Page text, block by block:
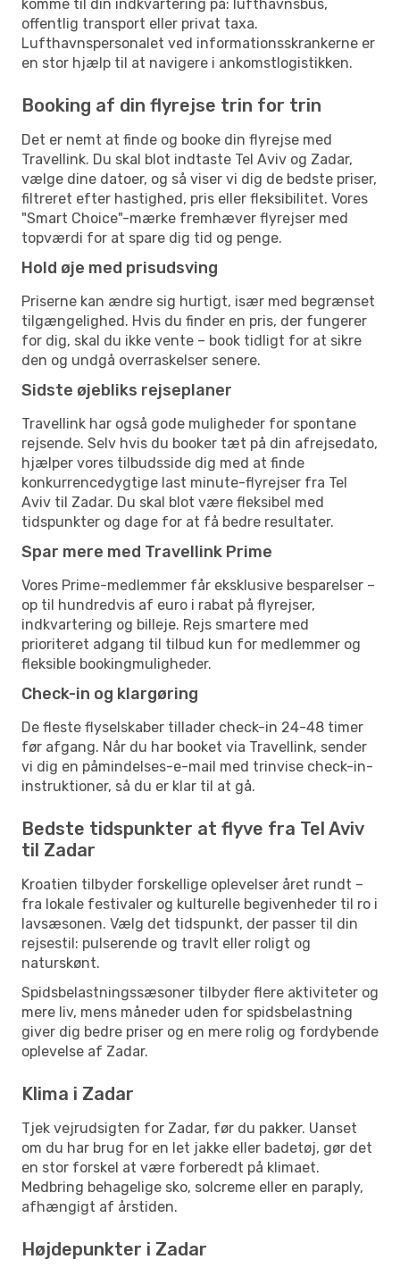
komme til din indkvartering på: lufthavnsbus,
offentlig transport eller privat taxa.
Lufthavnspersonalet ved informationsskrankerne er
en stor hjælp til at navigere i ankomstlogistikken.
Booking af din flyrejse trin for trin
Det er nemt at finde og booke din flyrejse med
Travellink. Du skal blot indtaste Tel Aviv og Zadar,
vælge dine datoer, og så viser vi dig de bedste priser,
filtreret efter hastighed, pris eller fleksibilitet. Vores
"Smart Choice"-mærke fremhæver flyrejser med
topværdi for at spare dig tid og penge.
Hold øje med prisudsving
Priserne kan ændre sig hurtigt, især med begrænset
tilgængelighed. Hvis du finder en pris, der fungerer
for dig, skal du ikke vente – book tidligt for at sikre
den og undgå overraskelser senere.
Sidste øjebliks rejseplaner
Travellink har også gode muligheder for spontane
rejsende. Selv hvis du booker tæt på din afrejsedato,
hjælper vores tilbudsside dig med at finde
konkurrencedygtige last minute-flyrejser fra Tel
Aviv til Zadar. Du skal blot være fleksibel med
tidspunkter og dage for at få bedre resultater.
Spar mere med Travellink Prime
Vores Prime-medlemmer får eksklusive besparelser –
op til hundredvis af euro i rabat på flyrejser,
indkvartering og billeje. Rejs smartere med
prioriteret adgang til tilbud kun for medlemmer og
fleksible bookingmuligheder.
Check-in og klargøring
De fleste flyselskaber tillader check-in 24-48 timer
før afgang. Når du har booket via Travellink, sender
vi dig en påmindelses-e-mail med trinvise check-in-
instruktioner, så du er klar til at gå.
Bedste tidspunkter at flyve fra Tel Aviv
til Zadar
Kroatien tilbyder forskellige oplevelser året rundt –
fra lokale festivaler og kulturelle begivenheder til ro i
lavsæsonen. Vælg det tidspunkt, der passer til din
rejsestil: pulserende og travlt eller roligt og
naturskønt.
Spidsbelastningssæsoner tilbyder flere aktiviteter og
mere liv, mens måneder uden for spidsbelastning
giver dig bedre priser og en mere rolig og fordybende
oplevelse af Zadar.
Klima i Zadar
Tjek vejrudsigten for Zadar, før du pakker. Uanset
om du har brug for en let jakke eller badetøj, gør det
en stor forskel at være forberedt på klimaet.
Medbring behagelige sko, solcreme eller en paraply,
afhængigt af årstiden.
Højdepunkter i Zadar